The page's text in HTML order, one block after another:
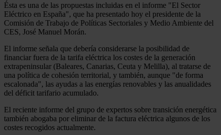
Ésta es una de las propuestas incluidas en el informe "El Sector
Eléctrico en España", que ha presentado hoy el presidente de la
Comisión de Trabajo de Políticas Sectoriales y Medio Ambiente del
CES, José Manuel Morán.
El informe señala que debería considerarse la posibilidad de
financiar fuera de la tarifa eléctrica los costes de la generación
extrapeninsular (Baleares, Canarias, Ceuta y Melilla), al tratarse de
una política de cohesión territorial, y también, aunque "de forma
escalonada", las ayudas a las energías renovables y las anualidades
del déficit tarifario acumulado.
El reciente informe del grupo de expertos sobre transición energética
también abogaba por eliminar de la factura eléctrica algunos de los
costes recogidos actualmente.